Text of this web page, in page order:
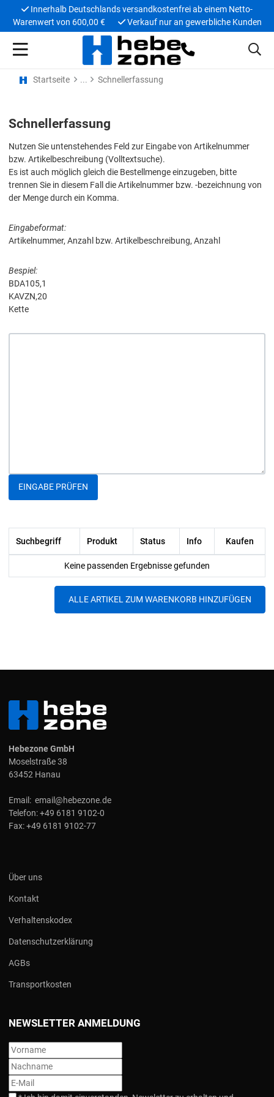
Innerhalb Deutschlands versandkostenfrei ab einem Netto-
Warenwert von 600,00 €
Verkauf nur an gewerbliche Kunden
Startseite Schnellerfassung
Schnellerfassung
Nutzen Sie untenstehendes Feld zur Eingabe von Artikelnummer
bzw. Artikelbeschreibung (Volltextsuche).
Es ist auch möglich gleich die Bestellmenge einzugeben, bitte
trennen Sie in diesem Fall die Artikelnummer bzw. -bezeichnung von
der Menge durch ein Komma.
Eingabeformat:
Artikelnummer, Anzahl bzw. Artikelbeschreibung, Anzahl
Bespiel:
BDA105,1
KAVZN,20
Kette
EINGABE PRÜFEN
Suchbegriff Produkt Status Info Kaufen
Keine passenden Ergebnisse gefunden
Hebezone GmbH
Moselstraße 38
63452 Hanau
Email: email@hebezone.de
Telefon:+49 6181 9102-0
Fax:+49 6181 9102-77
Über uns
Kontakt
Verhaltenskodex
Datenschutzerklärung
AGBs
Transportkosten
NEWSLETTER ANMELDUNG